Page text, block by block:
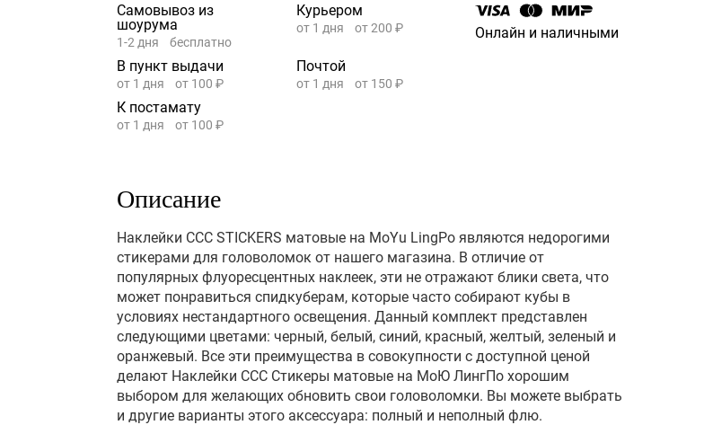
Самовывоз из
шоурума
1-2 дня бесплатно
Курьером
от 1 дня от 200 ₽
В пункт выдачи
от 1 дня от 100 ₽
Почтой
от 1 дня от 150 ₽
К постамату
от 1 дня от 100 ₽
Онлайн и наличными
Описание
Наклейки CCC STICKERS матовые на MoYu LingPo являются недорогими
стикерами для головоломок от нашего магазина. В отличие от
популярных флуоресцентных наклеек, эти не отражают блики света, что
может понравиться спидкуберам, которые часто собирают кубы в
условиях нестандартного освещения. Данный комплект представлен
следующими цветами: черный, белый, синий, красный, желтый, зеленый и
оранжевый. Все эти преимущества в совокупности с доступной ценой
делают Наклейки ССС Стикеры матовые на МоЮ ЛингПо хорошим
выбором для желающих обновить свои головоломки. Вы можете выбрать
и другие варианты этого аксессуара: полный и неполный флю.